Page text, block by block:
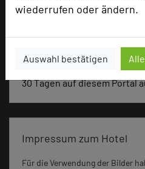
wiederrufen oder ändern.
Auswahl bestätigen
Seminar, Kreativprozesse
625 Seiten dieses Hotels
30 Tagen auf diesem Portal
Impressum zum Hotel
Für die Verwendung der Bilder